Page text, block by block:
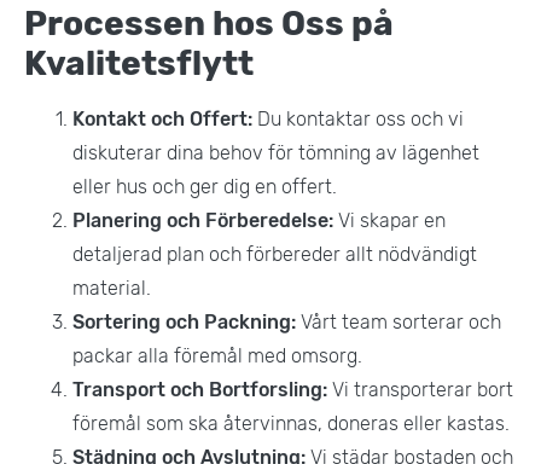
Processen hos Oss på
Kvalitetsflytt
Kontakt och Offert: Du kontaktar oss och vi
diskuterar dina behov för tömning av lägenhet
eller hus och ger dig en offert.
Planering och Förberedelse: Vi skapar en
detaljerad plan och förbereder allt nödvändigt
material.
Sortering och Packning: Vårt team sorterar och
packar alla föremål med omsorg.
Transport och Bortforsling: Vi transporterar bort
föremål som ska återvinnas, doneras eller kastas.
Städning och Avslutning: Vi städar bostaden och